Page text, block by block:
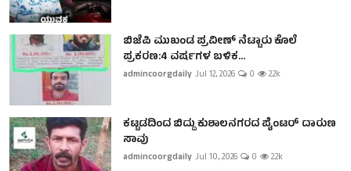
ಬಿಜೆಪಿ ಮುಖಂಡ ಪ್ರವೀಣ್ ನೆಟ್ಟಾರು ಕೊಲೆ
ಪ್ರಕರಣ:4 ವರ್ಷಗಳ ಬಳಿಕ...
admincoorgdaily Jul 12, 2026 0 2.2k
ಕಟ್ಟಡದಿಂದ ಬಿದ್ದು ಕುಶಾಲನಗರದ ಪೈಂಟರ್ ದಾರುಣ
ಸಾವು
admincoorgdaily Jul 10, 2026 0 2.2k